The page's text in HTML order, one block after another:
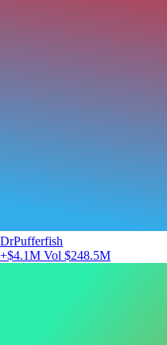
DrPufferfish
+$4.1M Vol $248.5M